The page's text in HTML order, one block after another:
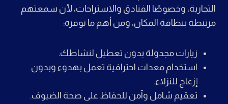
التجارية، وخصوصًا الفنادق والاستراحات، لأن سمعتهم
مرتبطة بنظافة المكان، ومن أهم ما نوفره:
زيارات مجدولة بدون تعطيل لنشاطك.
استخدام معدات احترافية تعمل بهدوء وبدون
إزعاج للنزلاء.
تعقيم شامل وآمن للحفاظ على صحة الضيوف.